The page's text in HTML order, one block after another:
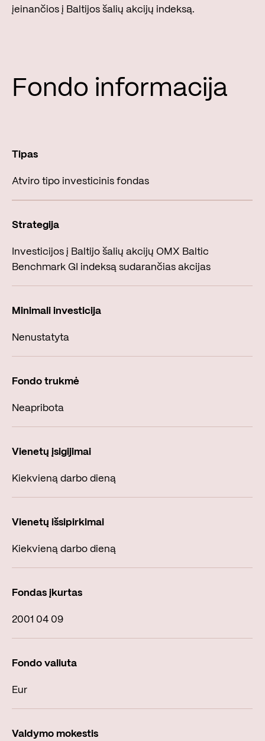
įeinančios į Baltijos šalių akcijų indeksą.
Fondo informacija
Atviro tipo investicinis fondas
Investicijos į Baltijo šalių akcijų OMX Baltic
Benchmark GI indeksą sudarančias akcijas
Nenustatyta
Neapribota
Kiekvieną darbo dieną
Kiekvieną darbo dieną
2001 04 09
Eur